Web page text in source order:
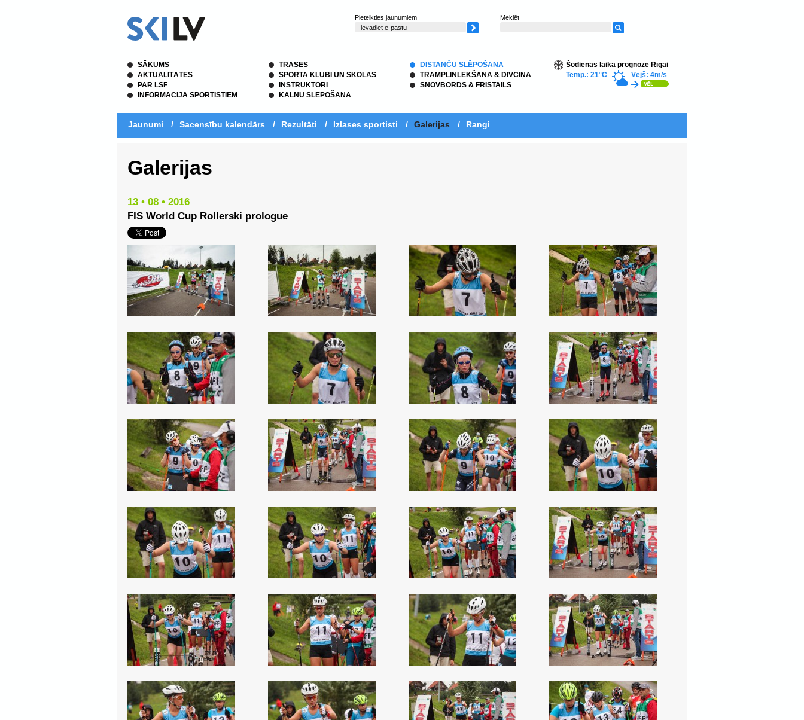
Pieteikties jaunumiem Meklēt
SĀKUMS
AKTUALITĀTES
PAR LSF
INFORMĀCIJA SPORTISTIEM
TRASES
SPORTA KLUBI UN SKOLAS
INSTRUKTORI
KALNU SLĒPOŠANA
DISTANČU SLĒPOŠANA
TRAMPLĪNLĒKŠANA & DIVCĪŅA
SNOVBORDS & FRĪSTAILS
Šodienas laika prognoze Rīgai
Temp.: 21°C
Vējš: 4m/s
Jaunumi / Sacensību kalendārs / Rezultāti / Izlases sportisti / Galerijas / Rangi
Galerijas
13 • 08 • 2016
FIS World Cup Rollerski prologue